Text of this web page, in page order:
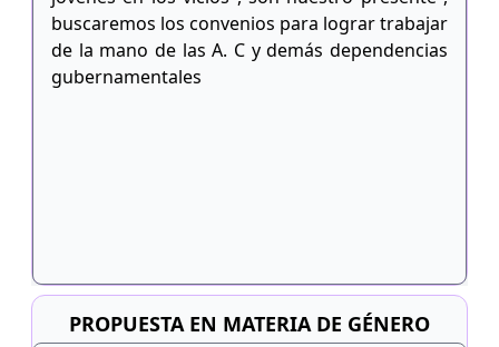
buscaremos los convenios para lograr trabajar
de la mano de las A. C y demás dependencias
gubernamentales
PROPUESTA EN MATERIA DE GÉNERO